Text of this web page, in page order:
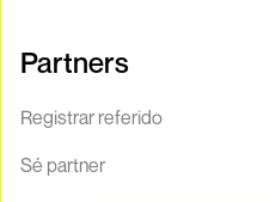
Partners
Registrar referido
Sé partner